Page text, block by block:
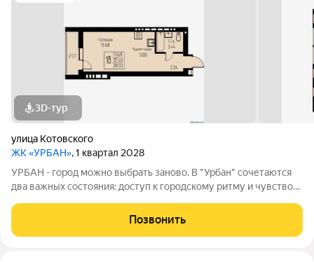
3D-тур
улица Котовского
ЖК «УРБАН», 1 квартал 2028
УРБАН - город можно выбрать заново. В "Урбан" сочетаются
два важных состояния: доступ к городскому ритму и чувство
удобная городская база: понятные маршруты, близость
инфраструктуры,
Позвонить